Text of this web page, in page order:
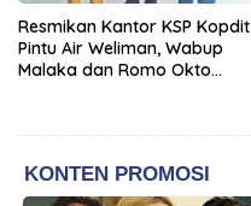
Resmikan Kantor KSP Kopdit
Pintu Air Weliman, Wabup
Malaka dan Romo Okto